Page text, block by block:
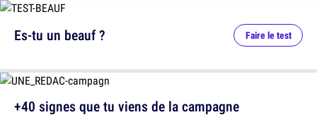
Es-tu un beauf ? Faire le test
+40 signes que tu viens de la campagne